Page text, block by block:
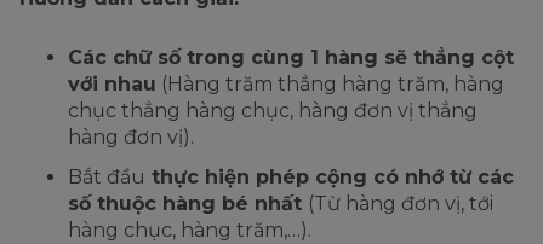
Các chữ số trong cùng 1 hàng sẽ thẳng cột
với nhau (Hàng trăm thẳng hàng trăm, hàng
chục thẳng hàng chục, hàng đơn vị thẳng
hàng đơn vị).
Bắt đầu thực hiện phép cộng có nhớ từ các
số thuộc hàng bé nhất (Từ hàng đơn vị, tới
hàng chục, hàng trăm,…).